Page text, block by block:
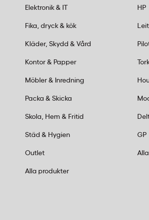
Elektronik & IT
Fika, dryck & kök
Kläder, Skydd & Vård
Kontor & Papper
Möbler & Inredning
Packa & Skicka
Skola, Hem & Fritid
Städ & Hygien
Outlet
Alla produkter
HP
GP